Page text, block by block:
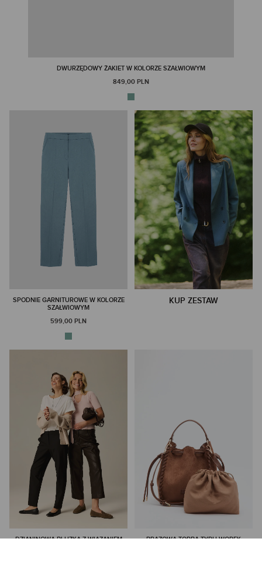
DWURZĘDOWY ŻAKIET W KOLORZE SZAŁWIOWYM
849,00 PLN
SPODNIE GARNITUROWE W KOLORZE
SZAŁWIOWYM
599,00 PLN
KUP ZESTAW
DZIANINOWA BLUZKA Z WIĄZANIEM
BRĄZOWA TORBA TYPU WOREK